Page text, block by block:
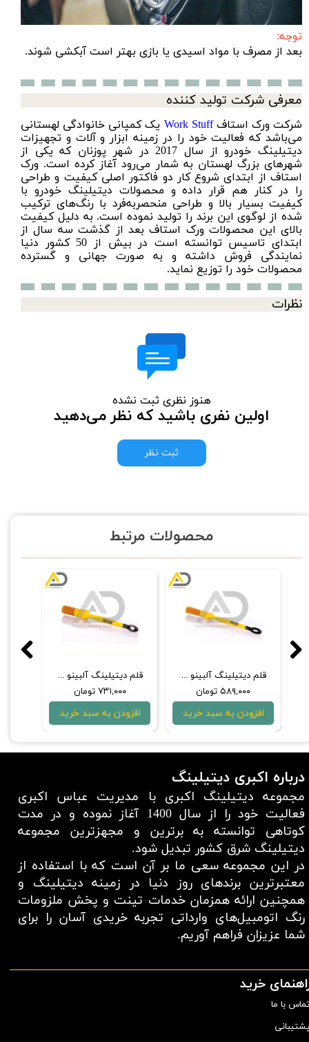
توجه:
بعد از مصرف با مواد اسیدی یا بازی بهتر است آبکشی شوند.
معرفی شرکت تولید کننده
شرکت ورک استافWork Stuff یک کمپانی خانوادگی لهستانی
می‌باشد که فعالیت خود را در زمینه ابزار و آلات و تجهیزات
دیتیلینگ خودرو از سال 2017 در شهر پوزنان که یکی از
شهرهای بزرگ لهستان به شمار می‌رود آغاز کرده است. ورک
استاف از ابتدای شروع کار دو فاکتور اصلی کیفیت و طراحی
را در کنار هم قرار داده و محصولات دیتیلینگ خودرو با
کیفیت بسیار بالا و طراحی منحصر‌به‌فرد با رنگ‌های ترکیب
شده از لوگوی این برند را تولید نموده است. به دلیل کیفیت
بالای این محصولات ورک استاف بعد از گذشت سه سال از
ابتدای تاسیس توانسته است در بیش از 50 کشور دنیا
نمایندگی فروش داشته و به صورت جهانی و گسترده
محصولات خود را توزیع نماید.
نظرات
هنوز نظری ثبت نشده
اولین نفری باشید که نظر می‌دهید
ثبت نظر
محصولات مرتبط
قلم دیتیلینگ آلبینو نارنجی 24 میلی‌متری ورک استاف
۷۳۱,۰۰۰ تومان
افزودن به سبد خرید
قلم دیتیلینگ آلبینو نارنجی 16 میلی‌متری ورک استاف
۵۸۹,۰۰۰ تومان
افزودن به سبد خرید
درباره اکبری دیتیلینگ
مجموعه دیتیلینگ اکبری با مدیریت عباس اکبری
فعالیت خود را از سال 1400 آغاز نموده و در مدت
کوتاهی توانسته به برترین و مجهزترین مجموعه
دیتیلینگ شرق کشور تبدیل شود.
در این مجموعه سعی ما بر آن است که با استفاده از
معتبر‌ترین برند‌های روز دنیا در زمینه دیتیلینگ و
همچنین ارائه همزمان خدمات تینت و پخش ملزومات
رنگ اتومبیل‌های وارداتی تجربه خریدی آسان را برای
شما عزیزان فراهم آوریم.​​​​​​​
خرید
تماس با ما
پشتیبانی